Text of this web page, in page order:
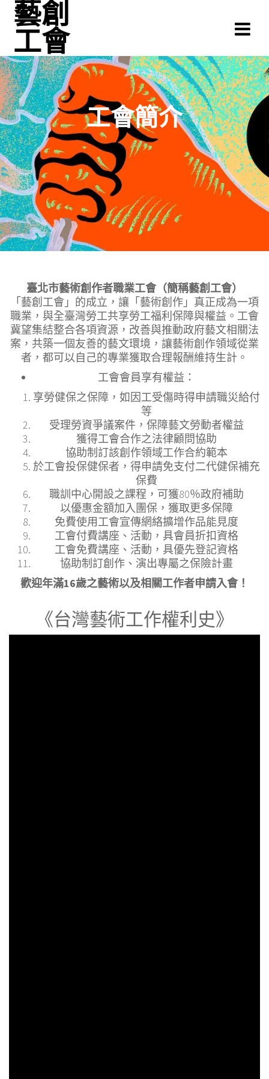
藝創
工會
工會簡介
臺北市藝術創作者職業工會（簡稱藝創工會）
「藝創工會」的成立，讓「藝術創作」真正成為一項
職業，與全臺灣勞工共享勞工福利保障與權益。工會
冀望集結整合各項資源，改善與推動政府藝文相關法
案，共築一個友善的藝文環境，讓藝術創作領域從業
者，都可以自己的專業獲取合理報酬維持生計。
工會會員享有權益：
享勞健保之保障，如因工受傷時得申請職災給付
等
受理勞資爭議案件，保障藝文勞動者權益
獲得工會合作之法律顧問協助
協助制訂該創作領域工作合約範本
於工會投保健保者，得申請免支付二代健保補充
保費
職訓中心開設之課程，可獲80％政府補助
以優惠金額加入團保，獲取更多保障
免費使用工會宣傳網絡擴增作品能見度
工會付費講座、活動，具會員折扣資格
工會免費講座、活動，具優先登記資格
協助制訂創作、演出專屬之保險計畫
歡迎年滿16歲之藝術以及相關工作者申請入會！
《台灣藝術工作權利史》